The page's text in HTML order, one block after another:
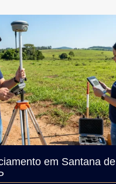
em Santana de